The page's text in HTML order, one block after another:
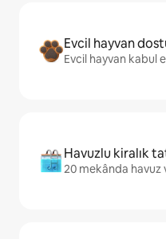
Evcil hayvan
Evcil hayvan kabul
Havuzlu kiralık
20 mekânda havuz